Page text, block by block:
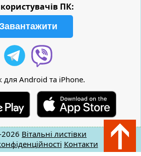
ПК:
для Android та iPhone.
Вітальні листівки
Контакти